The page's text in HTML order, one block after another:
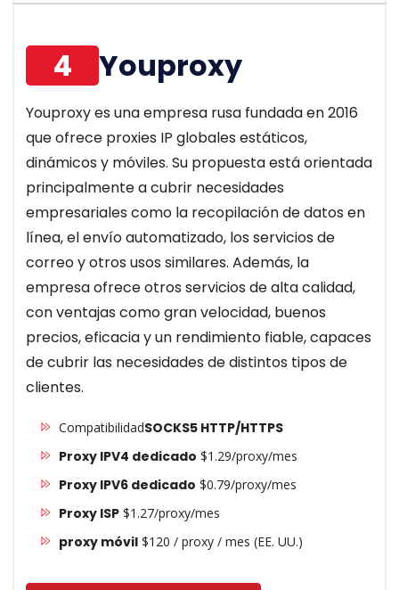
4 Youproxy
Youproxy es una empresa rusa fundada en 2016
que ofrece proxies IP globales estáticos,
dinámicos y móviles. Su propuesta está orientada
principalmente a cubrir necesidades
empresariales como la recopilación de datos en
línea, el envío automatizado, los servicios de
correo y otros usos similares. Además, la
empresa ofrece otros servicios de alta calidad,
con ventajas como gran velocidad, buenos
precios, eficacia y un rendimiento fiable, capaces
de cubrir las necesidades de distintos tipos de
clientes.
CompatibilidadSOCKS5 HTTP/HTTPS
Proxy IPV4 dedicado $1.29/proxy/mes
Proxy IPV6 dedicado $0.79/proxy/mes
Proxy ISP$1.27/proxy/mes
proxy móvil$120 / proxy / mes (EE. UU.)